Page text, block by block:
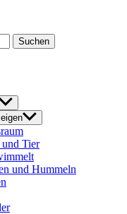
Tier
und Hummeln